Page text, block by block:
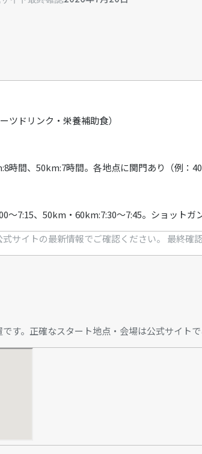
ツドリンク・栄養補助食）
時間、50km:7時間。各地点に関門あり（例：
〜7:15、50km・60km:7:30〜7:45。ショットガ
サイトの最新情報でご確認ください。
最終確
す。正確なスタート地点・会場は公式サイトで